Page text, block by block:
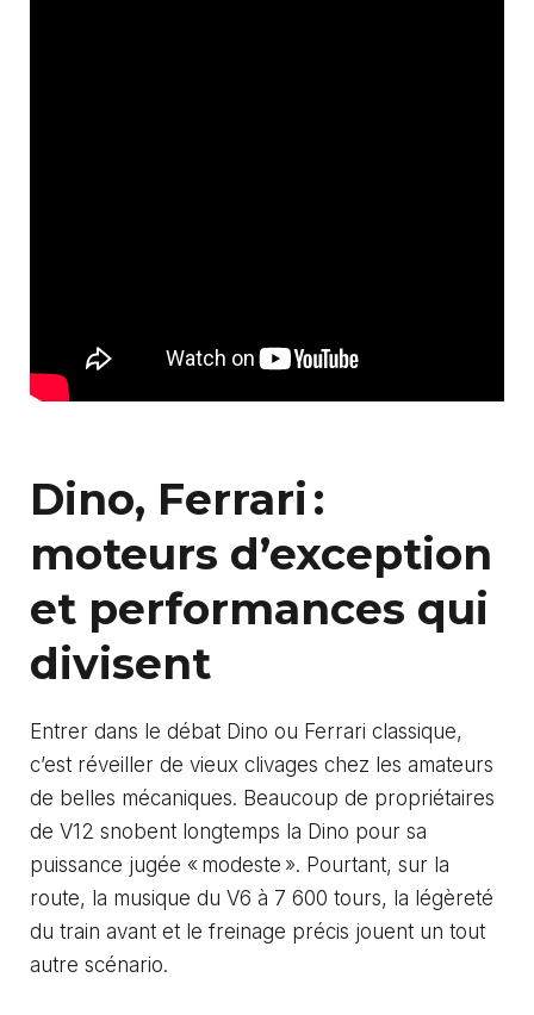
Dino, Ferrari :
moteurs d’exception
et performances qui
divisent
Entrer dans le débat Dino ou Ferrari classique,
c’est réveiller de vieux clivages chez les amateurs
de belles mécaniques. Beaucoup de propriétaires
de V12 snobent longtemps la Dino pour sa
puissance jugée « modeste ». Pourtant, sur la
route, la musique du V6 à 7 600 tours, la légèreté
du train avant et le freinage précis jouent un tout
autre scénario.